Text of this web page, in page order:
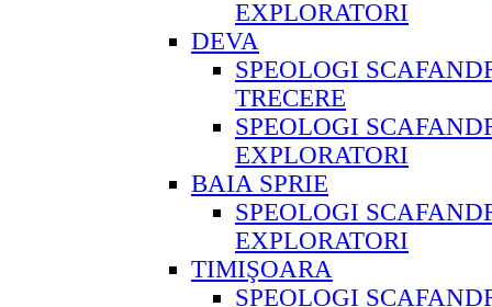
EXPLORATORI
DEVA
SPEOLOGI
TRECERE
SPEOLOGI
EXPLORATORI
BAIA SPRIE
SPEOLOGI
EXPLORATORI
TIMIŞOARA
SPEOLOGI